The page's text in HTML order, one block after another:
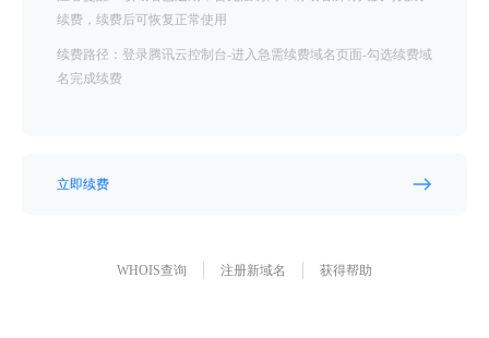
续费，续费后可恢复正常使用
续费路径：登录腾讯云控制台-进入急需续费域名页面-勾选续费域
名完成续费
立即续费
WHOIS查询 注册新域名 获得帮助